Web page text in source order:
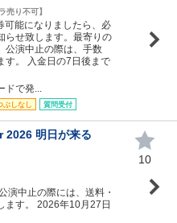
売り不可】
能になりましたら、必
らせ致します。最寄りの
公演中止の際は、手数
す。 入金日の7日後まで
ドで発...
ぶしなし 質問受付
2026 明日が来る
中止の際には、送料・
ます。 2026年10月27日
10